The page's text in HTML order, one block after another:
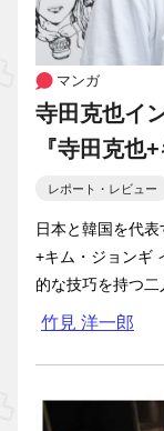
マンガ
寺田克也イ
『寺田克也
レポート・レビュー
日本と韓国を代
+キム・ジョンギ
的な技巧を持つ二
竹見 洋一郎